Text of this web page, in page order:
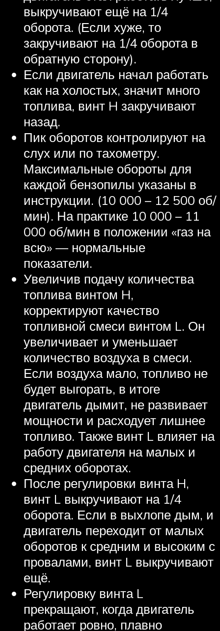
выкручивают ещё на 1/4
оборота. (Если хуже, то
закручивают на 1/4 оборота в
обратную сторону).
Если двигатель начал работать
как на холостых, значит много
топлива, винт H закручивают
назад.
Пик оборотов контролируют на
слух или по тахометру.
Максимальные обороты для
каждой бензопилы указаны в
инструкции. (10 000 – 12 500 об/
мин). На практике 10 000 – 11
000 об/мин в положении «газ на
всю» — нормальные
показатели.
Увеличив подачу количества
топлива винтом H,
корректируют качество
топливной смеси винтом L. Он
увеличивает и уменьшает
количество воздуха в смеси.
Если воздуха мало, топливо не
будет выгорать, в итоге
двигатель дымит, не развивает
мощности и расходует лишнее
топливо. Также винт L влияет на
работу двигателя на малых и
средних оборотах.
После регулировки винта H,
винт L выкручивают на 1/4
оборота. Если в выхлопе дым, и
двигатель переходит от малых
оборотов к средним и высоким с
провалами, винт L выкручивают
ещё.
Регулировку винта L
прекращают, когда двигатель
работает ровно, плавно